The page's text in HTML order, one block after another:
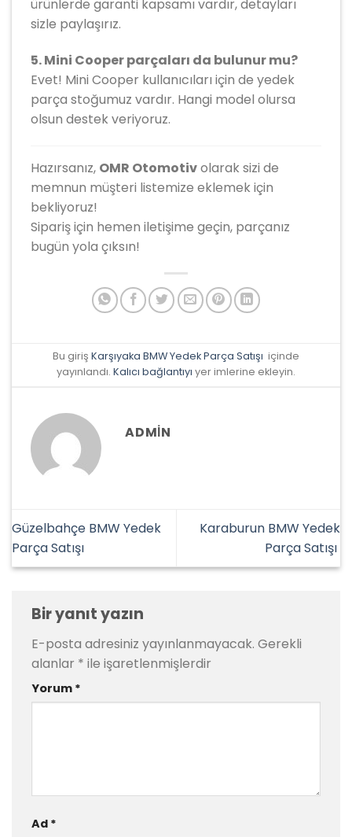
ürünlerde garanti kapsamı vardır, detayları
sizle paylaşırız.
5. Mini Cooper parçaları da bulunur mu?
Evet! Mini Cooper kullanıcıları için de yedek
parça stoğumuz vardır. Hangi model olursa
olsun destek veriyoruz.
Hazırsanız, OMR Otomotivolarak sizi de
memnun müşteri listemize eklemek için
bekliyoruz!
Sipariş için hemen iletişime geçin, parçanız
bugün yola çıksın!
Bu giriş Karşıyaka BMW Yedek Parça Satışı içinde
yayınlandı. Kalıcı bağlantıyı yer imlerine ekleyin.
ADMIN
Güzelbahçe BMW Yedek
Parça Satışı
Karaburun BMW Yedek
Parça Satışı
Bir yanıt yazın
E-posta adresiniz yayınlanmayacak. Gerekli
alanlar * ile işaretlenmişlerdir
Yorum *
Ad *